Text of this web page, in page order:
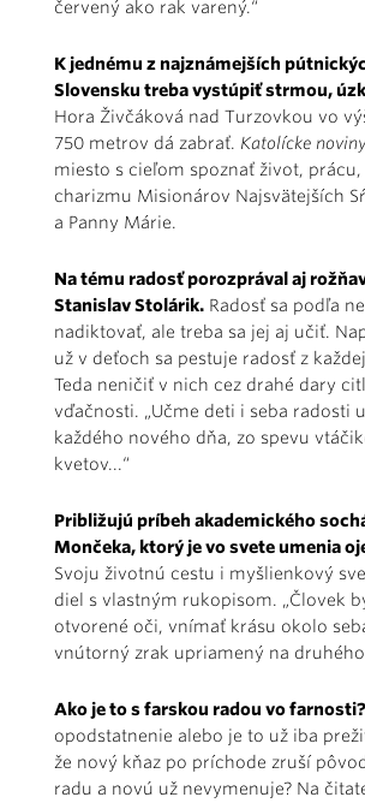
červený ako rak varený.“
K jednému z najznámejších
Slovensku treba vystúpiť strmou,
Hora Živčáková nad Turzovkou vo
750 metrov dá zabrať. Katolícke
miesto s cieľom spoznať život, prácu,
charizmu Misionárov Najsvätejších
a Panny Márie.
Na tému radosť porozprával aj
Stanislav Stolárik. Radosť sa podľa
nadiktovať, ale treba sa jej aj učiť.
už v deťoch sa pestuje radosť z
Teda neničiť v nich cez drahé dary
vďačnosti. „Učme deti i seba radosti
každého nového dňa, zo spevu
kvetov...“
Približujú príbeh akademického
Mončeka, ktorý je vo svete umenia
Svoju životnú cestu i myšlienkový
diel s vlastným rukopisom. „Človek
otvorené oči, vnímať krásu okolo
vnútorný zrak upriamený na
Ako je to s farskou radou vo farnosti?
opodstatnenie alebo je to už iba
že nový kňaz po príchode zruší
radu a novú už nevymenuje? Na